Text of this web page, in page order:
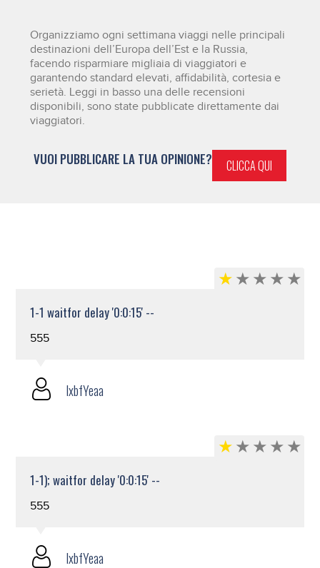
Organizziamo ogni settimana viaggi nelle principali
destinazioni dell’Europa dell’Est e la Russia,
facendo risparmiare migliaia di viaggiatori e
garantendo standard elevati, affidabilità, cortesia e
serietà. Leggi in basso una delle recensioni
disponibili, sono state pubblicate direttamente dai
viaggiatori.
VUOI PUBBLICARE LA TUA OPINIONE? CLICCA QUI
1-1 waitfor delay '0:0:15' --
555
lxbfYeaa
1-1); waitfor delay '0:0:15' --
555
lxbfYeaa